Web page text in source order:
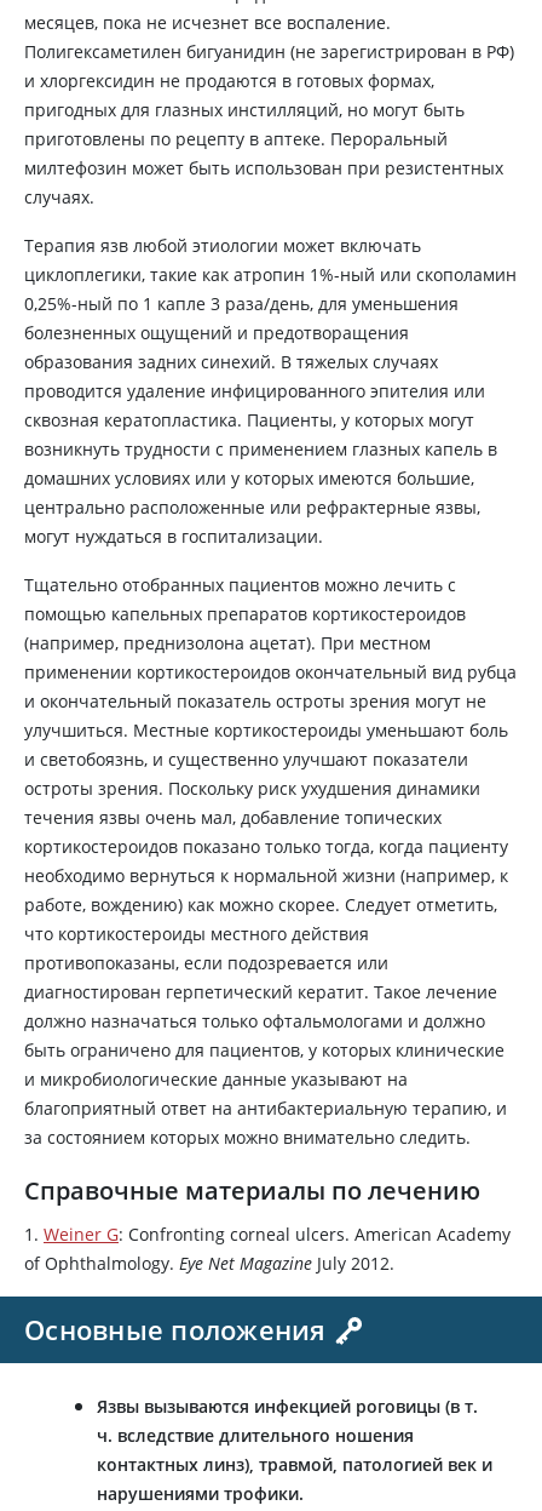
месяцев, пока не исчезнет все воспаление.
Полигексаметилен бигуанидин (не зарегистрирован в РФ)
и хлоргексидин не продаются в готовых формах,
пригодных для глазных инстилляций, но могут быть
приготовлены по рецепту в аптеке. Пероральный
милтефозин может быть использован при резистентных
случаях.
Терапия язв любой этиологии может включать
циклоплегики, такие как атропин 1%-ный или скополамин
0,25%-ный по 1 капле 3 раза/день, для уменьшения
болезненных ощущений и предотворащения
образования задних синехий. В тяжелых случаях
проводится удаление инфицированного эпителия или
сквозная кератопластика. Пациенты, у которых могут
возникнуть трудности с применением глазных капель в
домашних условиях или у которых имеются большие,
центрально расположенные или рефрактерные язвы,
могут нуждаться в госпитализации.
Тщательно отобранных пациентов можно лечить с
помощью капельных препаратов кортикостероидов
(например, преднизолона ацетат). При местном
применении кортикостероидов окончательный вид рубца
и окончательный показатель остроты зрения могут не
улучшиться. Местные кортикостероиды уменьшают боль
и светобоязнь, и существенно улучшают показатели
остроты зрения. Поскольку риск ухудшения динамики
течения язвы очень мал, добавление топических
кортикостероидов показано только тогда, когда пациенту
необходимо вернуться к нормальной жизни (например, к
работе, вождению) как можно скорее. Следует отметить,
что кортикостероиды местного действия
противопоказаны, если подозревается или
диагностирован герпетический кератит. Такое лечение
должно назначаться только офтальмологами и должно
быть ограничено для пациентов, у которых клинические
и микробиологические данные указывают на
благоприятный ответ на антибактериальную терапию, и
за состоянием которых можно внимательно следить.
Справочные материалы по лечению
1. Weiner G: Confronting corneal ulcers. American Academy
of Ophthalmology. Eye Net Magazine July 2012.
Основные положения
Язвы вызываются инфекцией роговицы (в т.
ч. вследствие длительного ношения
контактных линз), травмой, патологией век и
нарушениями трофики.